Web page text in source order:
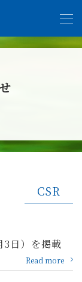
CSR
日）を掲載
Read more